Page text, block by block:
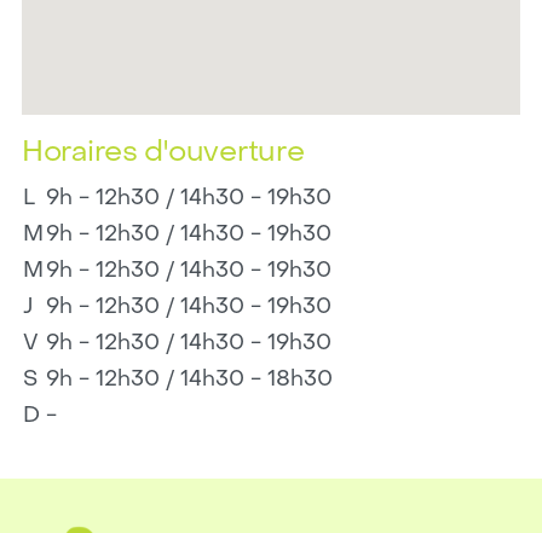
Horaires d'ouverture
L 9h - 12h30 / 14h30 - 19h30
M 9h - 12h30 / 14h30 - 19h30
M 9h - 12h30 / 14h30 - 19h30
J
9h - 12h30 / 14h30 - 19h30
V 9h - 12h30 / 14h30 - 19h30
S 9h - 12h30 / 14h30 - 18h30
D -